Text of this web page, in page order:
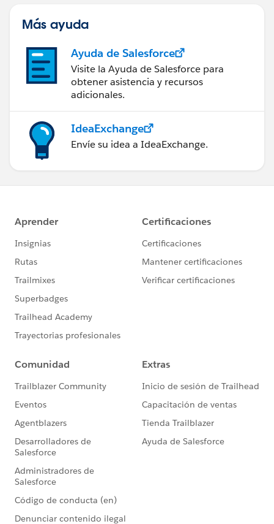
Más ayuda
Ayuda de Salesforce
Visite la Ayuda de Salesforce para
obtener asistencia y recursos
adicionales.
IdeaExchange
Envíe su idea a IdeaExchange.